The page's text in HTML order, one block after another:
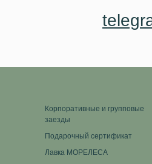
Корпоративные и групповые
заезды
Лавка МОРЕЛЕСА
Подарочный сертификат